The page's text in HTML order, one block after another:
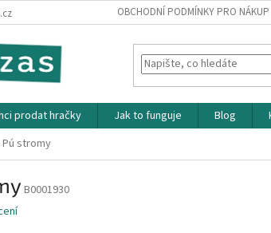
OBCHODNÍ PODMÍNKY PRO NÁKUP
prodat hračky Jak to funguje Blog
stromy
B0001930